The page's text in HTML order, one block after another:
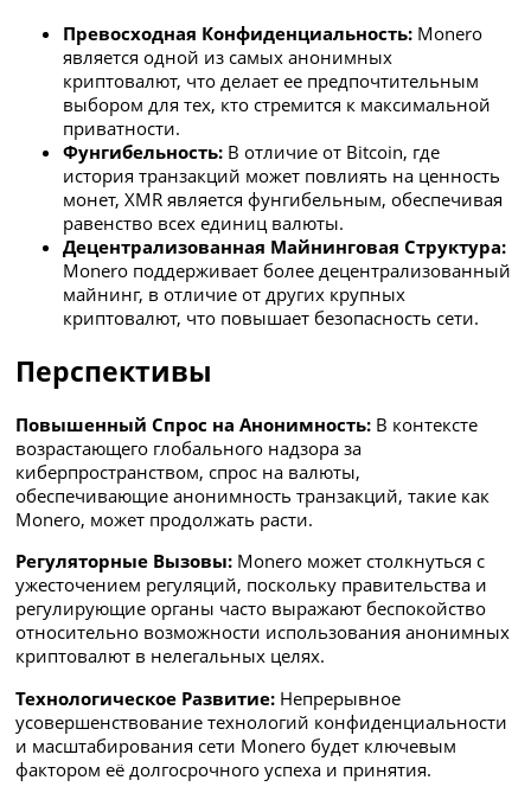
Превосходная Конфиденциальность: Monero
является одной из самых анонимных
криптовалют, что делает ее предпочтительным
выбором для тех, кто стремится к максимальной
приватности.
Фунгибельность: В отличие от Bitcoin, где
история транзакций может повлиять на ценность
монет, XMR является фунгибельным, обеспечивая
равенство всех единиц валюты.
Децентрализованная Майнинговая Структура:
Monero поддерживает более децентрализованный
майнинг, в отличие от других крупных
криптовалют, что повышает безопасность сети.
Перспективы
Повышенный Спрос на Анонимность: В контексте
возрастающего глобального надзора за
киберпространством, спрос на валюты,
обеспечивающие анонимность транзакций, такие как
Monero, может продолжать расти.
Регуляторные Вызовы: Monero может столкнуться с
ужесточением регуляций, поскольку правительства и
регулирующие органы часто выражают беспокойство
относительно возможности использования анонимных
криптовалют в нелегальных целях.
Технологическое Развитие: Непрерывное
усовершенствование технологий конфиденциальности
и масштабирования сети Monero будет ключевым
фактором её долгосрочного успеха и принятия.